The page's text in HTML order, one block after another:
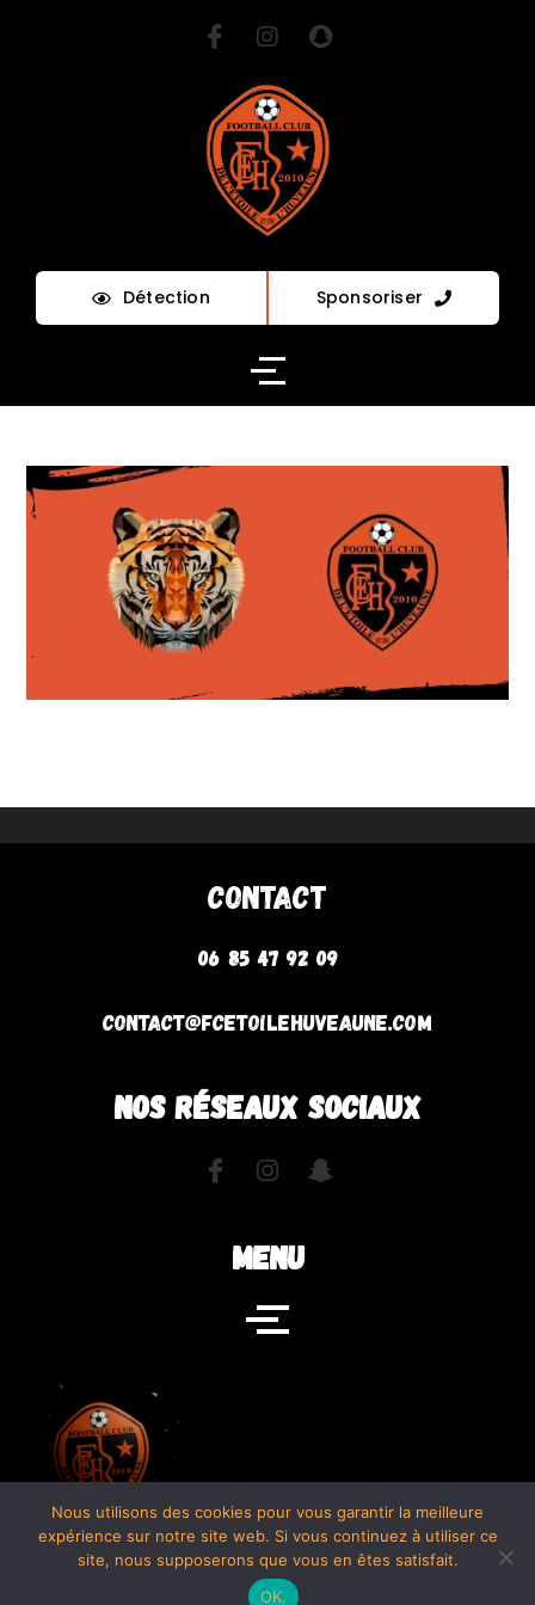
Détection Sponsoriser
Contact
06 85 47 92 09
contact@fcetoilehuveaune.com
NOS RÉSEAUX SOCIAUX
MENU
FCEH - TANGUY & JORDAN PROD
Nous utilisons des cookies pour vous garantir la meilleure
expérience sur notre site web. Si vous continuez à utiliser ce
site, nous supposerons que vous en êtes satisfait.
OK.